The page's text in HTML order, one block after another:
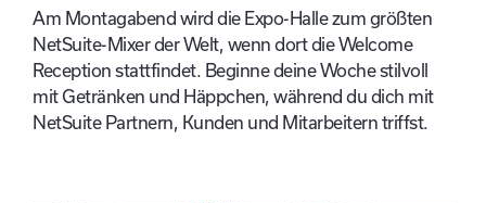
Am Montagabend wird die Expo-Halle zum größten
NetSuite-Mixer der Welt, wenn dort die Welcome
Reception stattfindet. Beginne deine Woche stilvoll
mit Getränken und Häppchen, während du dich mit
NetSuite Partnern, Kunden und Mitarbeitern triffst.